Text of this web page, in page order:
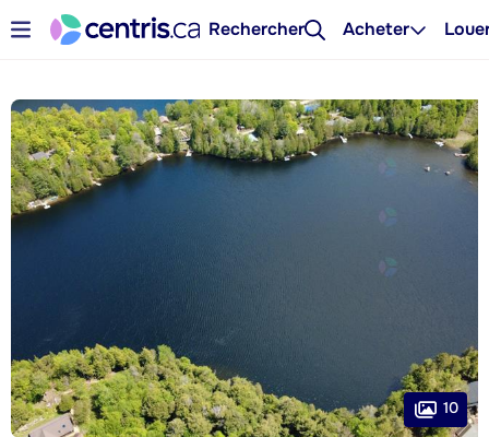
Rechercher Acheter
10